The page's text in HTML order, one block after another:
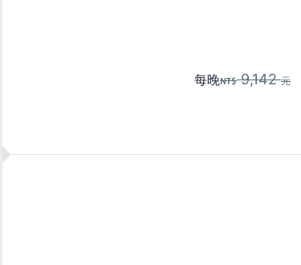
每晚 9,142元